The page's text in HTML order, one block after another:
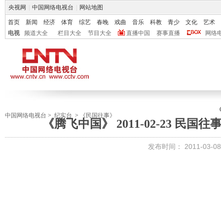
央视网 中国网络电视台 网站地图
首页 新闻 经济 体育 综艺 春晚 戏曲 音乐 科教 青少 文化
艺术
电视
频道大全 栏目大全 节目大全 直播中国 赛事直播 网络
中国网络电视台 > 纪实台 > 《民国往事》
《腾飞中国》 2011-02-23 民国往
发布时间： 2011-03-